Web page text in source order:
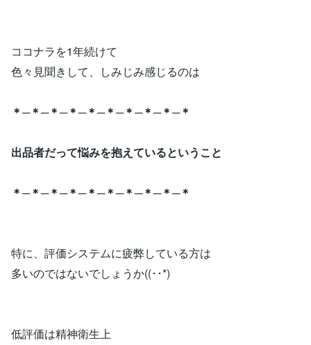
ココナラを1年続けて
色々見聞きして、しみじみ感じるのは
＊─＊─＊─＊─＊─＊─＊─＊─＊─＊
出品者だって悩みを抱えているということ
＊─＊─＊─＊─＊─＊─＊─＊─＊─＊
特に、評価システムに疲弊している方は
多いのではないでしょうか((･･*)
低評価は精神衛生上